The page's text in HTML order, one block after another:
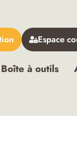
Espace
Boîte à outils